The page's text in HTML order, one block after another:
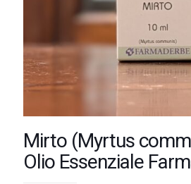
Mirto (Myrtus
Olio Essenziale